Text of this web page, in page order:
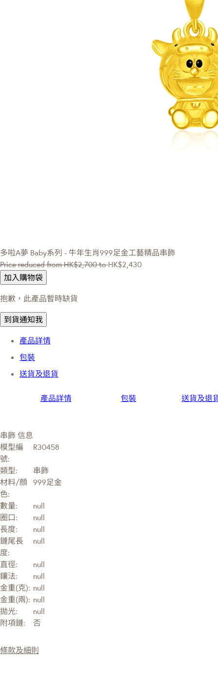
多啦A夢 Baby系列 - 牛年生肖999足金工藝精品串飾
Price reduced fromHK$2,700 toHK$2,430
加入購物袋
抱歉，此產品暫時缺貨
到貨通知我
產品詳情
包裝
送貨及退貨
產品詳情 包裝 送貨及退
串飾 信息
模型編
號:
R30458
類型:
串飾
材料/顔
色:
999足金
數量:
null
圈口:
null
長度:
null
鏈尾長
度:
null
直徑:
null
鑲法:
null
金重(克): null
金重(兩): null
拋光:
null
附項鏈:
否
條款及細則